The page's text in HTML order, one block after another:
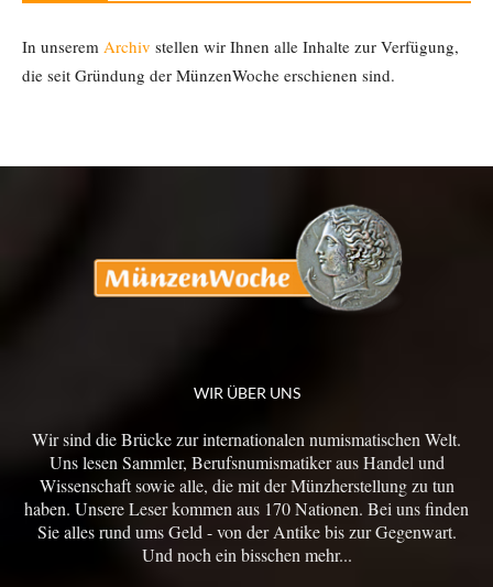
In unserem Archiv stellen wir Ihnen alle Inhalte zur Verfügung,
die seit Gründung der MünzenWoche erschienen sind.
WIR ÜBER UNS
Wir sind die Brücke zur internationalen numismatischen Welt.
Uns lesen Sammler, Berufsnumismatiker aus Handel und
Wissenschaft sowie alle, die mit der Münzherstellung zu tun
haben. Unsere Leser kommen aus 170 Nationen. Bei uns finden
Sie alles rund ums Geld - von der Antike bis zur Gegenwart.
Und noch ein bisschen mehr...